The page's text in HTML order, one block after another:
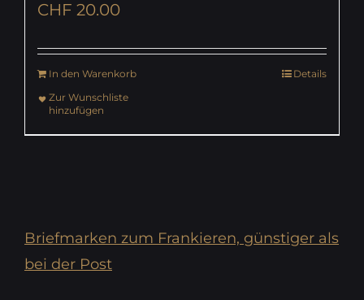
CHF 20.00
In den Warenkorb
Details
Zur Wunschliste
hinzufügen
Briefmarken zum Frankieren, günstiger als
bei der Post